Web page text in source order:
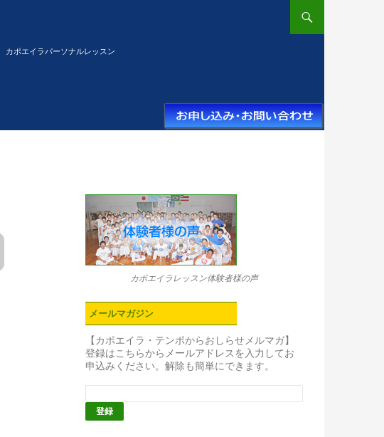
カポエイラパーソナルレッスン
カポエイラレッスン体験者様の声
メールマガジン
【カポエイラ・テンポからおしらせメルマガ】
登録はこちらからメールアドレスを入力してお
申込みください。解除も簡単にできます。